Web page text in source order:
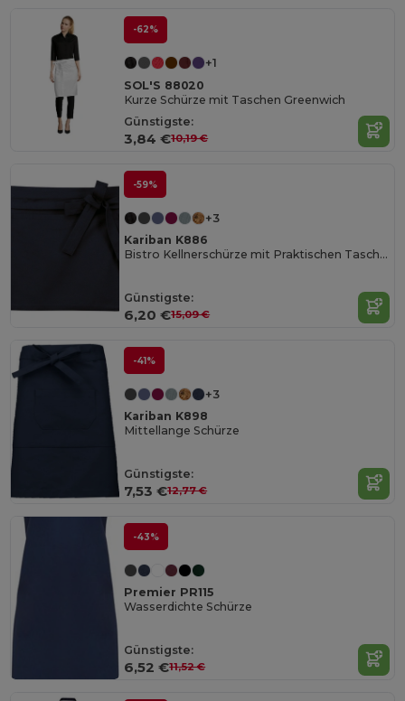
-62%
+1
SOL'S 88020
Kurze Schürze mit Taschen Greenwich
Günstigste:
3,84 €10,19 €
-59%
+3
Kariban K886
Bistro Kellnerschürze mit Praktischen Taschen
Günstigste:
6,20 €15,09 €
-41%
+3
Kariban K898
Mittellange Schürze
Günstigste:
7,53 €12,77 €
-43%
Premier PR115
Wasserdichte Schürze
Günstigste:
6,52 €11,52 €